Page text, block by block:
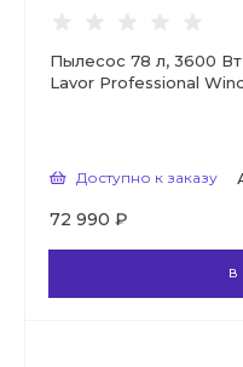
Пылесос 78 л, 3600
Lavor Professional
Доступно к заказу
72 990 ₽
В